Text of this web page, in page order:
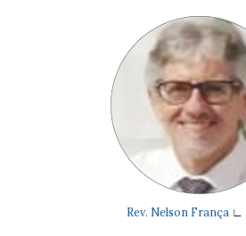
Rev. Nelson França ∟